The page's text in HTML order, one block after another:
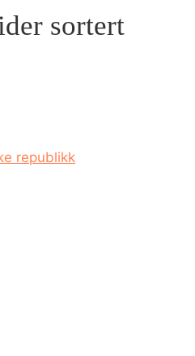
sortert
republikk